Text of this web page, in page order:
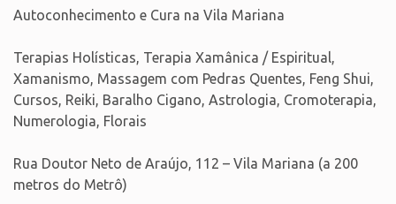
Autoconhecimento e Cura na Vila Mariana
Terapias Holísticas, Terapia Xamânica / Espiritual,
Xamanismo, Massagem com Pedras Quentes, Feng Shui,
Cursos, Reiki, Baralho Cigano, Astrologia, Cromoterapia,
Numerologia, Florais
Rua Doutor Neto de Araújo, 112 – Vila Mariana (a 200
metros do Metrô)